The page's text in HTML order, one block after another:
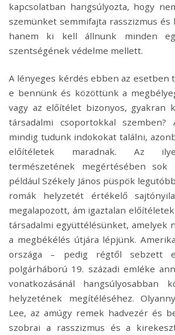
kapcsolatban hangsúlyozta, hogy
szemünket semmifajta rasszizmus
hanem ki kell állnunk minden
szentségének védelme mellett.
A lényeges kérdés ebben az esetben
e bennünk és közöttünk a
vagy az előítélet bizonyos, gyakran
társadalmi csoportokkal szemben?
mindig tudunk indokokat találni,
előítéletek maradnak. Az
természetének megértésében sok
például Székely János püspök
romák helyzetét értékelő
megalapozott, ám igaztalan
társadalmi együttélésünket, amelyek
a megbékélés útjára lépjünk.
országa – pedig régtől sebzett
polgárháború 19. századi emléke
vonatkozásánál hangsúlyosabban
helyzetének megítéléséhez.
Lee, az amúgy remek hadvezér és
szobrai a rasszizmus és a